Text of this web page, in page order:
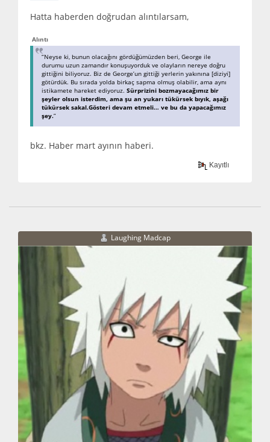
Hatta haberden doğrudan alıntılarsam,
Alıntı
“Neyse ki, bunun olacağını gördüğümüzden beri, George ile
durumu uzun zamandır konuşuyorduk ve olayların nereye doğru
gittiğini biliyoruz. Biz de George’un gittiği yerlerin yakınına [diziyi]
götürdük. Bu sırada yolda birkaç sapma olmuş olabilir, ama aynı
istikamete hareket ediyoruz. Sürprizini bozmayacağımız bir
şeyler olsun isterdim, ama şu an yukarı tükürsek bıyık, aşağı
tükürsek sakal.Gösteri devam etmeli… ve bu da yapacağımız
şey.”
bkz. Haber mart ayının haberi.
Kayıtlı
Laughing Madcap